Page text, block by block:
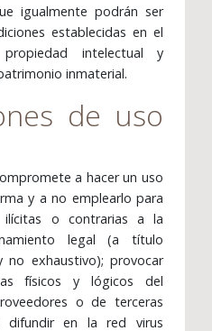
igualmente podrán ser
establecidas en el
intelectual y
inmaterial.
de uso
a hacer un uso
y a no emplearlo para
ilícitas o contrarias a la
legal (a título
no exhaustivo); provocar
físicos y lógicos del
o de terceras
difundir en la red virus